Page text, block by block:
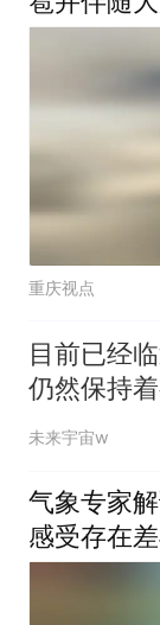
避险
重庆视点
目前已经
仍然保持
热的状态！
未来宇宙w
气象专家
感受存在